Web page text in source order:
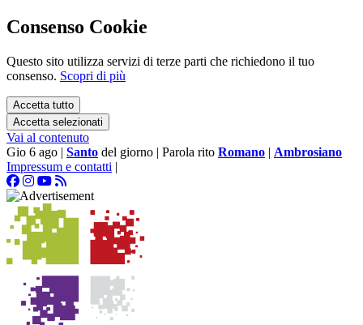
Consenso Cookie
Questo sito utilizza servizi di terze parti che richiedono il tuo
consenso. Scopri di più
Accetta tutto
Accetta selezionati
Vai al contenuto
Gio 6 ago | Santo del giorno | Parola rito Romano | Ambrosiano
Impressum e contatti |